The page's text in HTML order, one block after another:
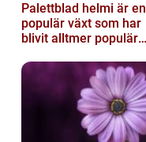
Palettblad helmi är en
populär växt som har
blivit alltmer populär
trädgårdsentusiaster